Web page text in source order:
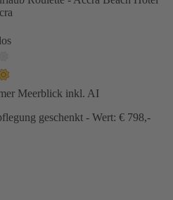
Meerblick inkl. AI
geschenkt - Wert: € 798,-